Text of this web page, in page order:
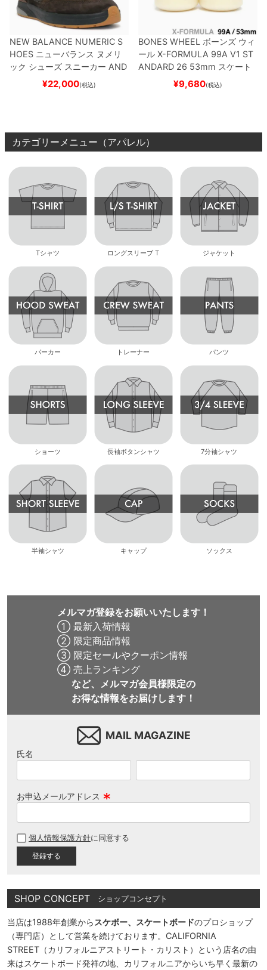
NEW BALANCE NUMERIC S
HOES ニューバランス ヌメリ
ック シューズ スニーカー AND
REW REYNOLDS 933
BROWN/BLACK
スケート
¥22,000(税込)
BONES WHEEL ボーンズ ウィ
ール X-FORMULA 99A V1 ST
ANDARD 26 53mm スケート
ボード スケボー
¥9,680(税込)
カテゴリーメニュー（アパレル）
Tシャツ ロングスリーブ T ジャケット
パーカー トレーナー パンツ
ショーツ 長袖ボタンシャツ 7分袖シャツ
半袖シャツ キャップ ソックス
メルマガ登録をお願いいたします！
① 最新入荷情報
② 限定商品情報
③ 限定セールやクーポン情報
④ 売上ランキング
など、メルマガ会員様限定の
お得な情報をお届けします！
MAIL MAGAZINE
氏名
お申込メールアドレス
須
個人情報保護方針に同意する
SHOP CONCEPT ショップコンセプト
当店は1988年創業から スケボー、スケートボードのプロショップ
（専門店）として営業を続けております。CALIFORNIA
STREET（カリフォルニアストリート・カリスト）という店名の由
来はスケートボード発祥の地、カリフォルニアからいち早く最新の